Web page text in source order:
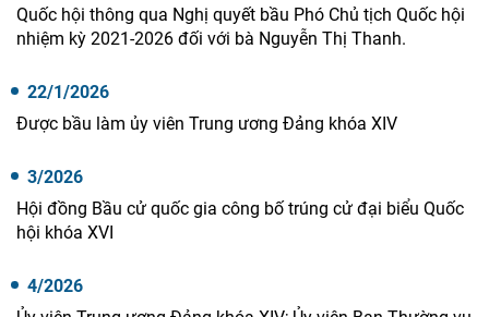
Quốc hội thông qua Nghị quyết bầu Phó Chủ tịch Quốc hội
nhiệm kỳ 2021-2026 đối với bà Nguyễn Thị Thanh.
22/1/2026
Được bầu làm ủy viên Trung ương Đảng khóa XIV
3/2026
Hội đồng Bầu cử quốc gia công bố trúng cử đại biểu Quốc
hội khóa XVI
4/2026